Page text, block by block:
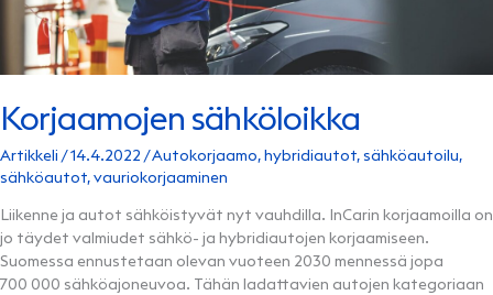
Korjaamojen sähköloikka
Artikkeli /14.4.2022 /Autokorjaamo,hybridiautot,sähköautoilu,
sähköautot,vauriokorjaaminen
Liikenne ja autot sähköistyvät nyt vauhdilla. InCarin korjaamoilla on
jo täydet valmiudet sähkö- ja hybridiautojen korjaamiseen.
Suomessa ennustetaan olevan vuoteen 2030 mennessä jopa
700 000 sähköajoneuvoa. Tähän ladattavien autojen kategoriaan